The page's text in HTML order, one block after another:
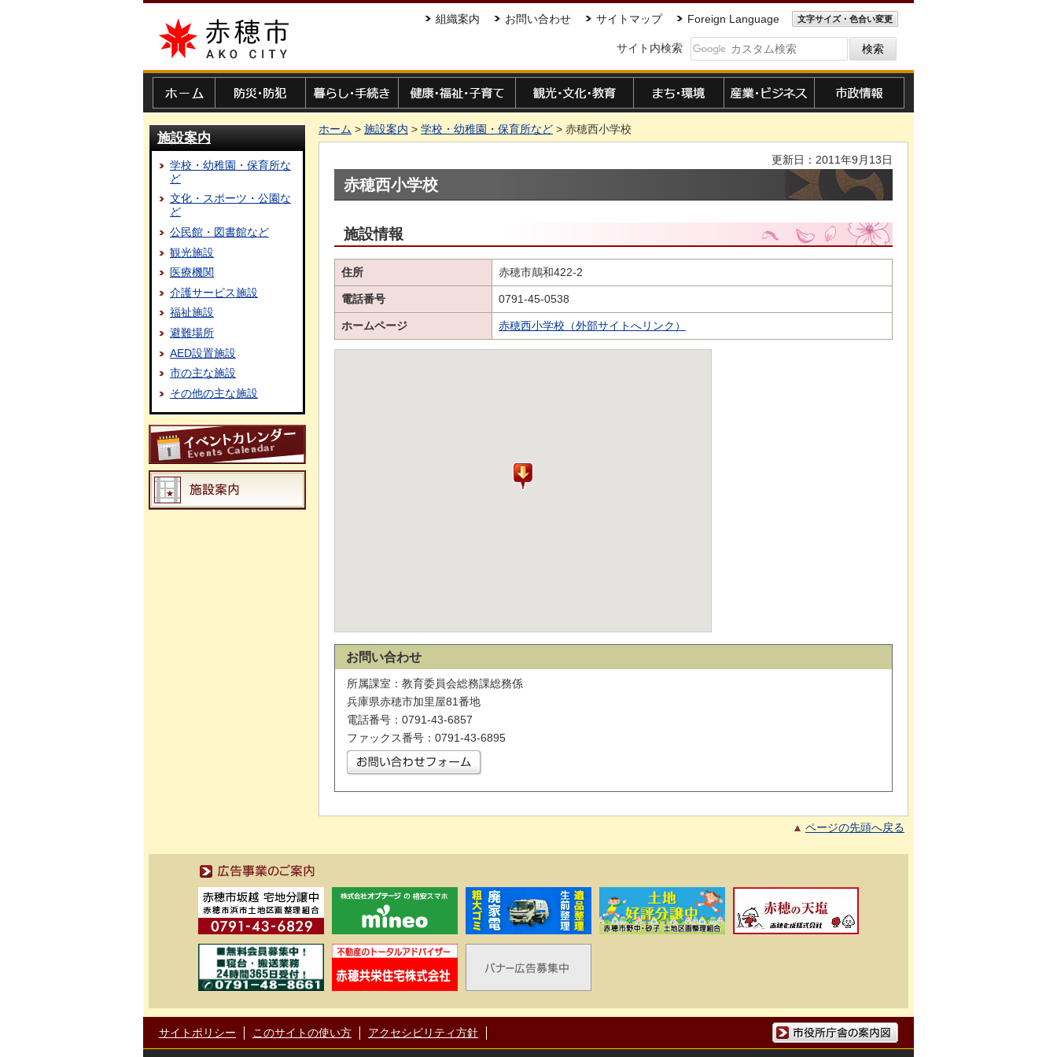
赤穂市 組織案内 お問い合わせ サイトマップ Foreign Language 文字サイズ・色合い変更
サイト内検索
施設案内
学校・幼稚園・保育所な
ど
文化・スポーツ・公園な
ど
公民館・図書館など
観光施設
医療機関
介護サービス施設
福祉施設
避難場所
AED設置施設
市の主な施設
その他の主な施設
ホーム > 施設案内 > 学校・幼稚園・保育所など > 赤穂西小学校
更新日：2011年9月13日
赤穂西小学校
施設情報
住所 赤穂市鷏和422-2
電話番号 0791-45-0538
ホームページ 赤穂西小学校（外部サイトへリンク）
お問い合わせ
所属課室：教育委員会総務課総務係
兵庫県赤穂市加里屋81番地
電話番号：0791-43-6857
ファックス番号：0791-43-6895
ページの先頭へ戻る
広告事業のご案内
サイトポリシー このサイトの使い方 アクセシビリティ方針
市役所庁舎の案内図